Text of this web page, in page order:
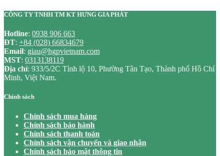
CÔNG TY TNHH TM KT HƯNG GIA PHÁT
Hotline: 0938 906 663
ĐT: +84 (028) 66834679
Email: giau@hgpvietnam.com
MST: 0313138119
Địa chỉ: 933/5/2C Tỉnh lộ 10, Phường Tân Tạo, Thành phố Hồ Chí
Minh, Việt Nam.
Chính sách
Chính sách mua hàng
Chính sách bảo hành
Chính sách thanh toán
Chính sách vận chuyển và giao nhận
Chính sách bảo mật thông tin